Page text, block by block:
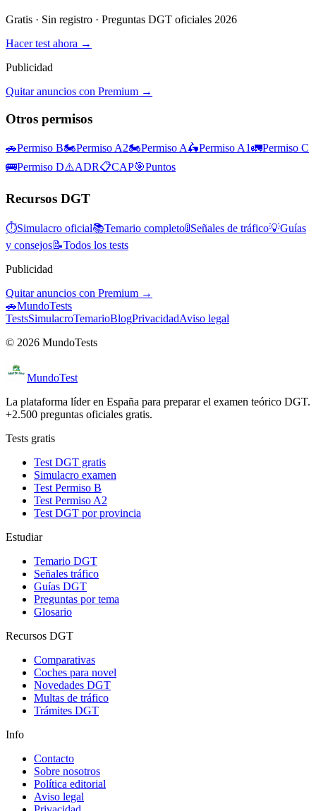
Gratis · Sin registro · Preguntas DGT oficiales 2026
Hacer test ahora →
Publicidad
Quitar anuncios con Premium →
Otros permisos
🚗Permiso B🏍️Permiso A2🏍️Permiso A🛵Permiso A1🚛Permiso C
🚌Permiso D⚠️ADR📋CAP🎯Puntos
Recursos DGT
⏱Simulacro oficial📚Temario completo🚦Señales de tráfico💡Guías
y consejos📝Todos los tests
Publicidad
Quitar anuncios con Premium →
🚗MundoTests
TestsSimulacroTemarioBlogPrivacidadAviso legal
© 2026 MundoTests
MundoTest
La plataforma líder en España para preparar el examen teórico DGT.
+2.500 preguntas oficiales gratis.
Tests gratis
Test DGT gratis
Simulacro examen
Test Permiso B
Test Permiso A2
Test DGT por provincia
Estudiar
Temario DGT
Señales tráfico
Guías DGT
Preguntas por tema
Glosario
Recursos DGT
Comparativas
Coches para novel
Novedades DGT
Multas de tráfico
Trámites DGT
Info
Contacto
Sobre nosotros
Política editorial
Aviso legal